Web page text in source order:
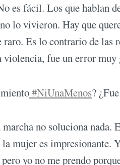
es fácil. Los que hablan
no lo vivieron. Hay que
Es lo contrario de
fue un error muy
#NiUnaMenos?
no soluciona
mujer es impresionante.
yo no me prendo